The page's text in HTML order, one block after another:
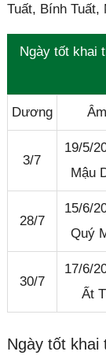
Tuất, Bính Tuất,
Ngày tốt khai
Dương Âm
3/7
19/5/
Mậu
28/7
15/6/
Quý
30/7
17/6/
Ất
Ngày tốt khai